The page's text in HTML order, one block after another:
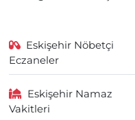
Eskişehir Nöbetçi
Eczaneler
Eskişehir Namaz
Vakitleri